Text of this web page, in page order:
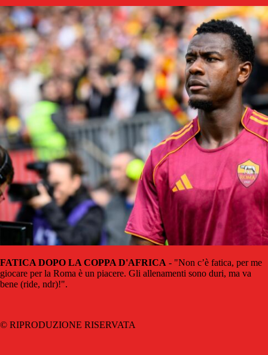
FATICA DOPO LA COPPA D'AFRICA - "Non c’è fatica, per me
giocare per la Roma è un piacere. Gli allenamenti sono duri, ma va
bene (ride, ndr)!".
© RIPRODUZIONE RISERVATA